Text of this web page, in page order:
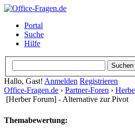
Portal
Suche
Hilfe
Hallo, Gast! Anmelden Registrieren
Office-Fragen.de › Partner-Foren ›
[Herber Forum] - Alternative zur Pivot
Themabewertung: